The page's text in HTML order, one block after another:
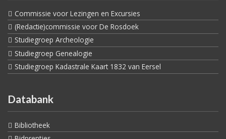
Commissie voor Lezingen en Excursies
(Redactie)commissie voor De Rosdoek
Studiegroep Archeologie
Studiegroep Genealogie
Studiegroep Kadastrale Kaart 1832 van Eersel
Databank
Bibliotheek